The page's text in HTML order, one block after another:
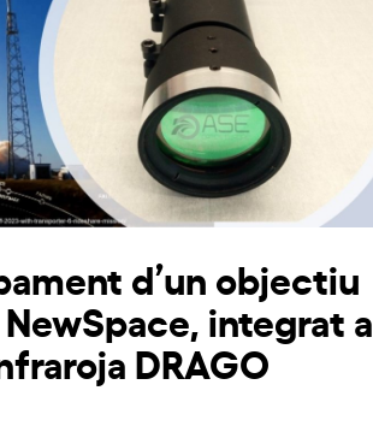
d’un objectiu
integrat a
DRAGO